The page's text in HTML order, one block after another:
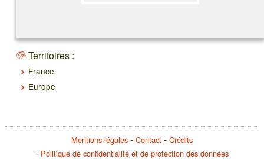
Territoires :
France
Europe
Mentions légales Contact
Crédits
Politique de confidentialité et de protection des données